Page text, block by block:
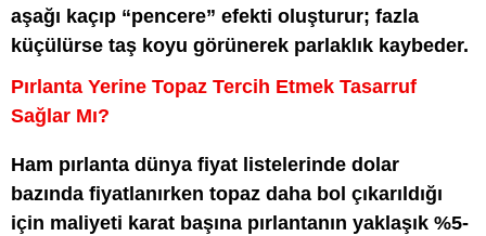
aşağı kaçıp “pencere” efekti oluşturur; fazla
küçülürse taş koyu görünerek parlaklık kaybeder.
Pırlanta Yerine Topaz Tercih Etmek Tasarruf
Sağlar Mı?
Ham pırlanta dünya fiyat listelerinde dolar
bazında fiyatlanırken topaz daha bol çıkarıldığı
için maliyeti karat başına pırlantanın yaklaşık %5-